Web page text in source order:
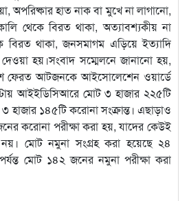
অপরিষ্কার হাত নাক বা মুখে না লাগানো,
থেকে বিরত থাকা, অত্যাবশ্যকীয় না
বিরত থাকা, জনসমাগম এড়িয়ে ইত্যাদি
হয়।সংবাদ সম্মেলনে জানানো হয়,
ফেরত আটজনকে আইসোলেশেন ওয়ার্ডে
আইইডিসিআরে মোট ৩ হাজার ২২৫টি
১৪৫টি করোনা সংক্রান্ত। এছাড়াও
করোনা পরীক্ষা করা হয়, যাদের কেউই
মোট নমুনা সংগ্রহ করা হয়েছে ২৪
মোট ১৪২ জনের নমুনা পরীক্ষা করা